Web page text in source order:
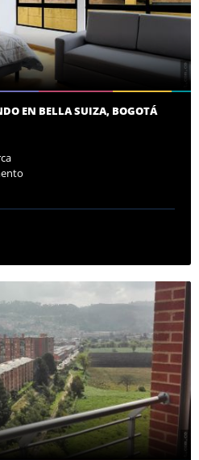
EN BELLA SUIZA, BOGOTÁ